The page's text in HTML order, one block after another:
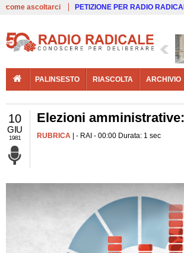
come ascoltarci PETIZIONE PER RADIO
PALINSESTO RIASCOLTA ARCHIVIO
10
GIU
1981
Elezioni
RUBRICA | - RAI - 00:00 Durata: 1 sec